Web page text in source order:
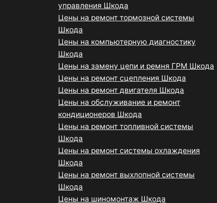
управления Шкода
Цены на ремонт тормозной системы
Шкода
Цены на компьютерную диагностику
Шкода
Цены на замену цепи и ремня ГРМ Шкода
Цены на ремонт сцепления Шкода
Цены на ремонт двигателя Шкода
Цены на обслуживание и ремонт
кондиционеров Шкода
Цены на ремонт топливной системы
Шкода
Цены на ремонт системы охлаждения
Шкода
Цены на ремонт выхлопной системы
Шкода
Цены на шиномонтаж Шкода